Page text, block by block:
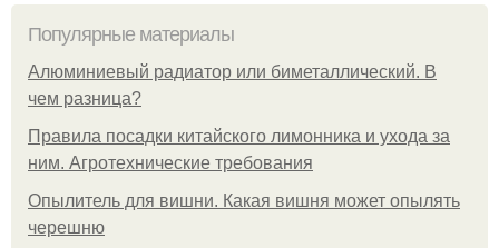
Популярные материалы
Алюминиевый радиатор или биметаллический. В
чем разница?
Правила посадки китайского лимонника и ухода за
ним. Агротехнические требования
Опылитель для вишни. Какая вишня может опылять
черешню